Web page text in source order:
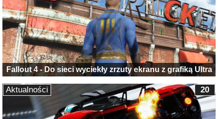
Fallout 4 - Do sieci wyciekły zrzuty ekranu z grafiką Ultra
20
Aktualności